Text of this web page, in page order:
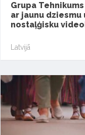
Grupa
ar jaunu dziesmu
nostaļģisku
Latvijā